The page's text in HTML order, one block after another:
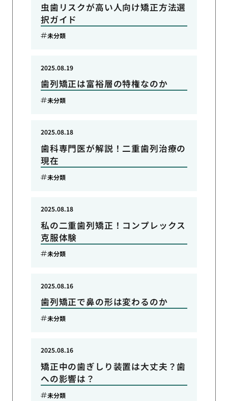
虫歯リスクが高い人向け矯正方法選
択ガイド
未分類
歯列矯正は富裕層の特権なのか
2025.08.19
未分類
歯科専門医が解説！二重歯列治療の
現在
2025.08.18
未分類
私の二重歯列矯正！コンプレックス
克服体験
2025.08.18
未分類
歯列矯正で鼻の形は変わるのか
2025.08.16
未分類
矯正中の歯ぎしり装置は大丈夫？歯
への影響は？
2025.08.16
未分類